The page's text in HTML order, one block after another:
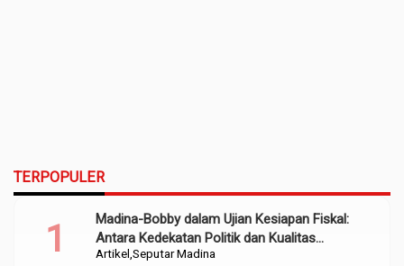
TERPOPULER
Artikel Seputar Madina
Madina-Bobby dalam Ujian Kesiapan Fiskal:
Antara Kedekatan Politik dan Kualitas
Perencanaan